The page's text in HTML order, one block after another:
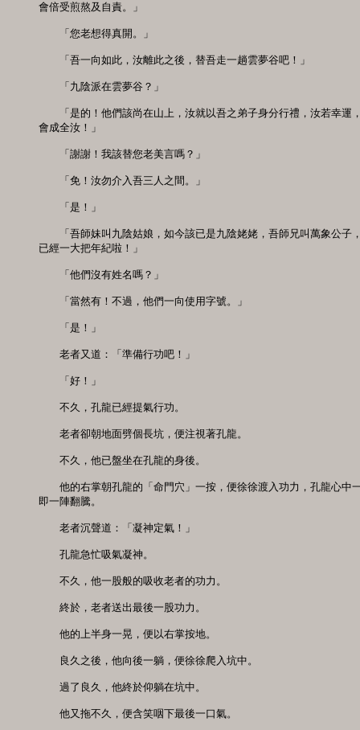
會倍受煎熬及自責。」
「您老想得真開。」
「吾一向如此，汝離此之後，替吾走一趟雲夢谷吧！」
「九陰派在雲夢谷？」
「是的！他們該尚在山上，汝就以吾之弟子身分行禮，汝若幸運
會成全汝！」
「謝謝！我該替您老美言嗎？」
「免！汝勿介入吾三人之間。」
「是！」
「吾師妹叫九陰姑娘，如今該已是九陰姥姥，吾師兄叫萬象公子
已經一大把年紀啦！」
「他們沒有姓名嗎？」
「當然有！不過，他們一向使用字號。」
「是！」
老者又道：「準備行功吧！」
「好！」
不久，孔龍已經提氣行功。
老者卻朝地面劈個長坑，便注視著孔龍。
不久，他已盤坐在孔龍的身後。
他的右掌朝孔龍的「命門穴」一按，便徐徐渡入功力，孔龍心中
即一陣翻騰。
老者沉聲道：「凝神定氣！」
孔龍急忙吸氣凝神。
不久，他一股般的吸收老者的功力。
終於，老者送出最後一股功力。
他的上半身一晃，便以右掌按地。
良久之後，他向後一躺，便徐徐爬入坑中。
過了良久，他終於仰躺在坑中。
他又拖不久，便含笑咽下最後一口氣。